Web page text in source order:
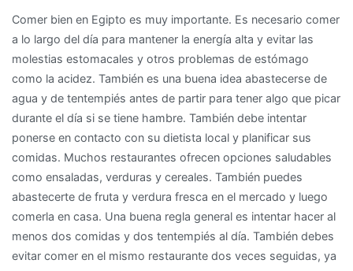
Comer bien en Egipto es muy importante. Es necesario comer
a lo largo del día para mantener la energía alta y evitar las
molestias estomacales y otros problemas de estómago
como la acidez. También es una buena idea abastecerse de
agua y de tentempiés antes de partir para tener algo que picar
durante el día si se tiene hambre. También debe intentar
ponerse en contacto con su dietista local y planificar sus
comidas. Muchos restaurantes ofrecen opciones saludables
como ensaladas, verduras y cereales. También puedes
abastecerte de fruta y verdura fresca en el mercado y luego
comerla en casa. Una buena regla general es intentar hacer al
menos dos comidas y dos tentempiés al día. También debes
evitar comer en el mismo restaurante dos veces seguidas, ya